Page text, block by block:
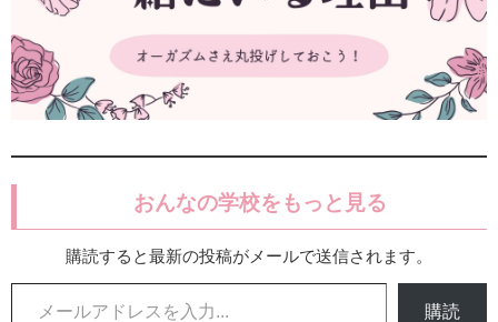
おんなの学校をもっと見る
購読すると最新の投稿がメールで送信されます。
メールアドレスを入力...
購読